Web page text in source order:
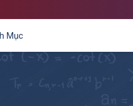
Mục